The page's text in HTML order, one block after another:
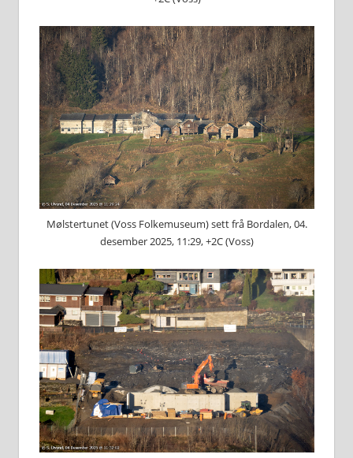
Mølstertunet (Voss Folkemuseum) sett frå Bordalen, 04.
desember 2025, 11:29, +2C (Voss)